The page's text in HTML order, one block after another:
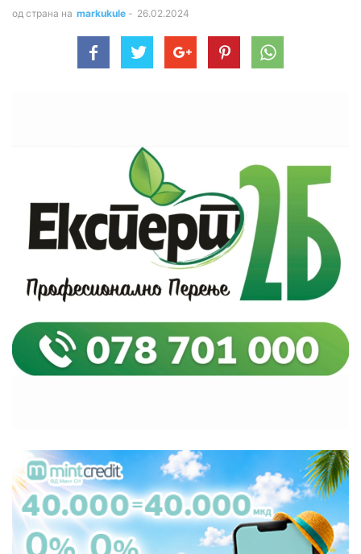
од страна на markukule - 26.02.2024